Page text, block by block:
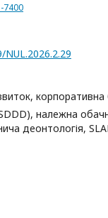
7400
корпоративна
належна
деонтологія,